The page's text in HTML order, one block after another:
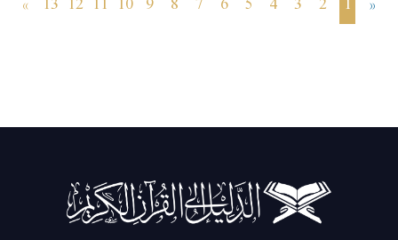
«
1
2
3
4
5
6
7
8
9
10
11
12
13
»